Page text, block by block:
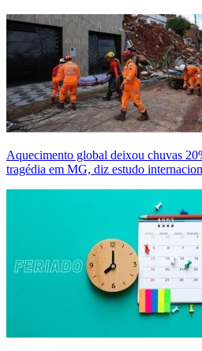
Aquecimento global deixou chuvas
tragédia em MG, diz estudo